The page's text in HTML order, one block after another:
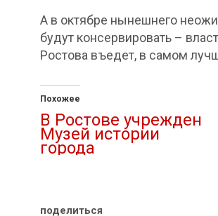
А в октябре нынешнего
будут консервировать –
Ростова въедет, в самом
Похожее
В Ростове учрежден
Музей истории
города
поделиться